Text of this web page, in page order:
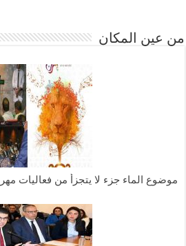
من عين المكان
موضوع الماء جزء لا يتجزأ من فعاليات